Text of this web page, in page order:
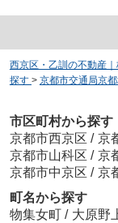
西京区・乙訓の不動産
探す > 京都市交通局京
市区町村から探す
京都市西京区 / 京
京都市山科区 / 京
京都市中京区 / 京
町名から探す
物集女町 / 大原野